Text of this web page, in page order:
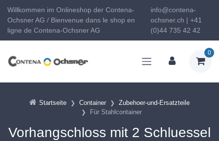
Willkommen im Onlineshop der Contena-
Ochsner AG / Bienvenue dans le shop en
ligne de Contena-Ochsner AG
info@contena-
ochsner.ch | +41
(0)44 735 42 42
0
Startseite Container
Zubehoer-und-Ersatzteile
Für Stahlcontainer
Vorhangschloss mit 2 Schluessel